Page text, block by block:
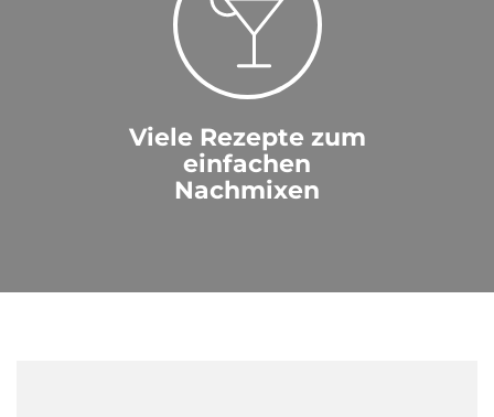
Viele Rezepte zum
einfachen
Nachmixen